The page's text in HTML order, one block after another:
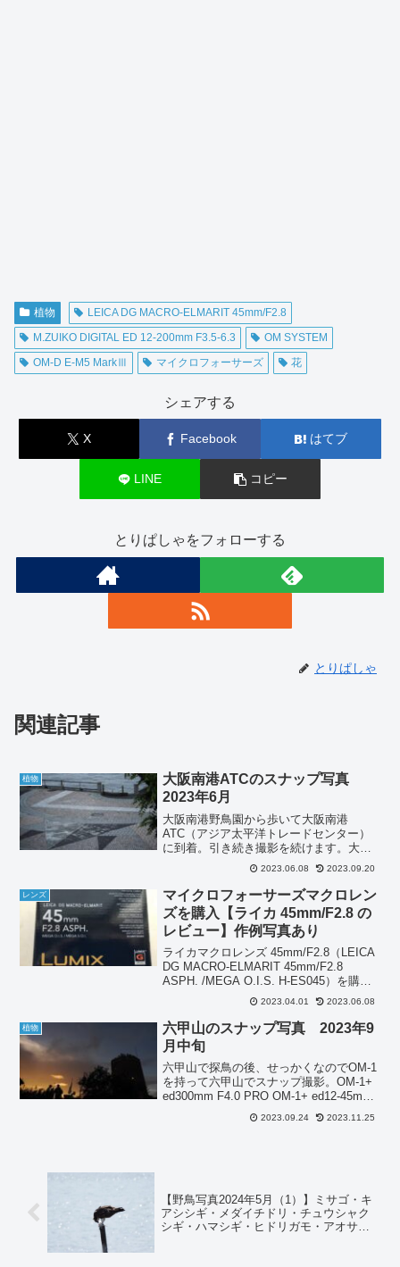
植物
LEICA DG MACRO-ELMARIT 45mm/F2.8
M.ZUIKO DIGITAL ED 12-200mm F3.5-6.3
OM SYSTEM
OM-D E-M5 MarkⅢ
マイクロフォーサーズ 花
シェアする
X Facebook はてブ
LINE コピー
とりぱしゃをフォローする
とりぱしゃ
関連記事
植物
大阪南港ATCのスナップ写真
2023年6月
大阪南港野鳥園から歩いて大阪南港
ATC（アジア太平洋トレードセンター）
に到着。引き続き撮影を続けます。大阪
南港ATCのスナップ写真レンズはライカ
マクロ 45mm/F2.8 を装着したまま大阪南
港ATC周辺を散策。LEICA DG MACRO...
2023.06.08 2023.09.20
レンズ
マイクロフォーサーズマクロレン
ズを購入【ライカ 45mm/F2.8 の
レビュー】作例写真あり
ライカマクロレンズ 45mm/F2.8（LEICA
DG MACRO-ELMARIT 45mm/F2.8
ASPH. /MEGA O.I.S. H-ES045）を購入
しました。Panasonic マイクロフォーサ
ーズ用 ライカ DG MAC...
2023.04.01 2023.06.08
植物
六甲山のスナップ写真 2023年9
月中旬
六甲山で探鳥の後、せっかくなのでOM-1
を持って六甲山でスナップ撮影。OM-1+
ed300mm F4.0 PRO OM-1+ ed12-45mm
F4.0 PRO OM-1+ ed12-45mm F4.0 PRO
2023.09.24 2023.11.25
【野鳥写真2024年5月（1）】ミサゴ・キ
アシシギ・メダイチドリ・チュウシャク
シギ・ハマシギ・ヒドリガモ・アオサ